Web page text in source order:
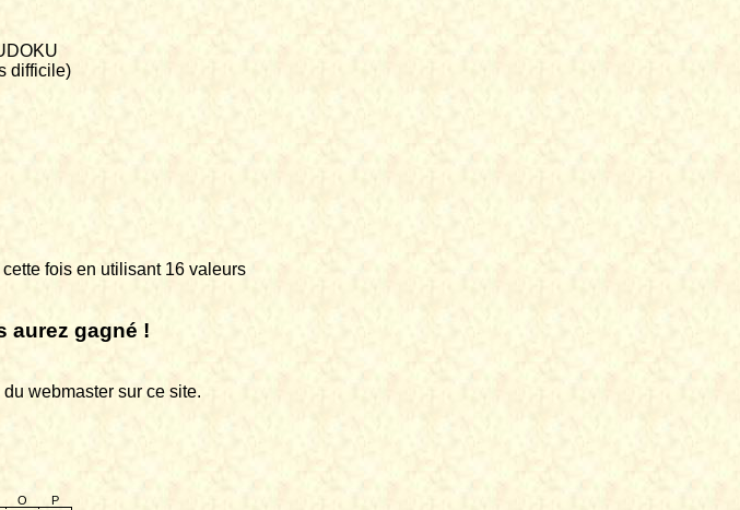
difficile)
fois en utilisant 16 valeurs
aurez gagné !
du webmaster sur ce site.
O
P